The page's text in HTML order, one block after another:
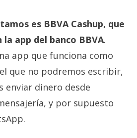
es BBVA Cashup, que
app del banco BBVA.
app que funciona como
que no podremos escribir,
enviar dinero desde
y por supuesto